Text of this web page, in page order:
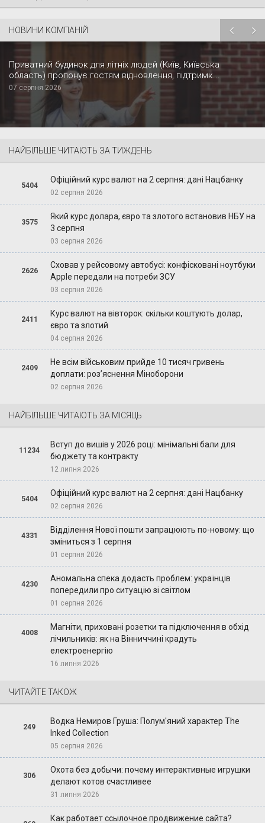
НОВИНИ КОМПАНІЙ
Приватний будинок для літніх людей (Київ, Київська
область) пропонує гостям відновлення, підтримк...
07 серпня 2026
НАЙБІЛЬШЕ ЧИТАЮТЬ ЗА ТИЖДЕНЬ
5404
Офіційний курс валют на 2 серпня: дані Нацбанку
02 серпня 2026
3575
Який курс долара, євро та злотого встановив НБУ на
3 серпня
03 серпня 2026
2626
Сховав у рейсовому автобусі: конфісковані ноутбуки
Apple передали на потреби ЗСУ
03 серпня 2026
2411
Курс валют на вівторок: скільки коштують долар,
євро та злотий
04 серпня 2026
2409
Не всім військовим прийде 10 тисяч гривень
доплати: роз’яснення Міноборони
02 серпня 2026
НАЙБІЛЬШЕ ЧИТАЮТЬ ЗА МІСЯЦЬ
11234
Вступ до вишів у 2026 році: мінімальні бали для
бюджету та контракту
12 липня 2026
5404
Офіційний курс валют на 2 серпня: дані Нацбанку
02 серпня 2026
4331
Відділення Нової пошти запрацюють по-новому: що
зміниться з 1 серпня
01 серпня 2026
4230
Аномальна спека додасть проблем: українців
попередили про ситуацію зі світлом
01 серпня 2026
4008
Магніти, приховані розетки та підключення в обхід
лічильників: як на Вінниччині крадуть
електроенергію
16 липня 2026
ЧИТАЙТЕ ТАКОЖ
249
Водка Немиров Груша: Полум'яний характер The
Inked Collection
05 серпня 2026
306
Охота без добычи: почему интерактивные игрушки
делают котов счастливее
31 липня 2026
Как работает ссылочное продвижение сайта?